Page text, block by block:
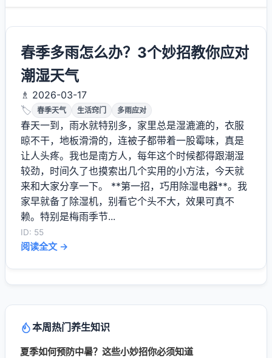
春季多雨怎么办？3个妙招教你应对
潮湿天气
♗ 2026-03-17
🏷️
春季天气 生活窍门 多雨应对
春天一到，雨水就特别多，家里总是湿漉漉的，衣服
晾不干，地板滑滑的，连被子都带着一股霉味，真是
让人头疼。我也是南方人，每年这个时候都得跟潮湿
较劲，时间久了也摸索出几个实用的小方法，今天就
来和大家分享一下。 **第一招，巧用除湿电器**。我
家早就备了除湿机，别看它个头不大，效果可真不
赖。特别是梅雨季节...
ID: 55
阅读全文 →
本周热门养生知识
夏季如何预防中暑？这些小妙招你必须知道